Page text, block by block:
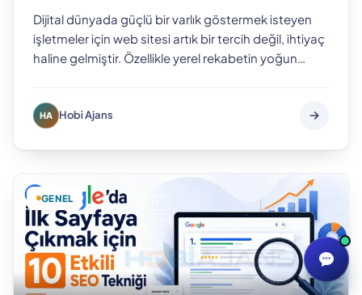
Dijital dünyada güçlü bir varlık göstermek isteyen
işletmeler için web sitesi artık bir tercih değil, ihtiyaç
haline gelmiştir. Özellikle yerel rekabetin yoğun
HA Hobi Ajans
GENEL